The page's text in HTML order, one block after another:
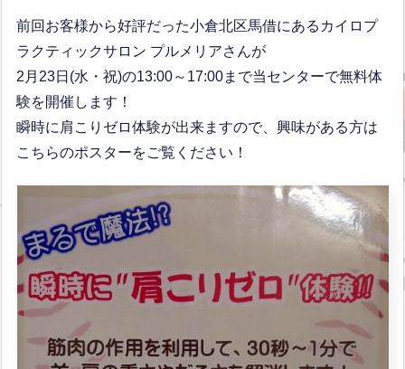
前回お客様から好評だった小倉北区馬借にあるカイロプ
ラクティックサロン プルメリアさんが
2月23日(水・祝)の13:00～17:00まで当センターで無料体
験を開催します！
瞬時に肩こりゼロ体験が出来ますので、興味がある方は
こちらのポスターをご覧ください！